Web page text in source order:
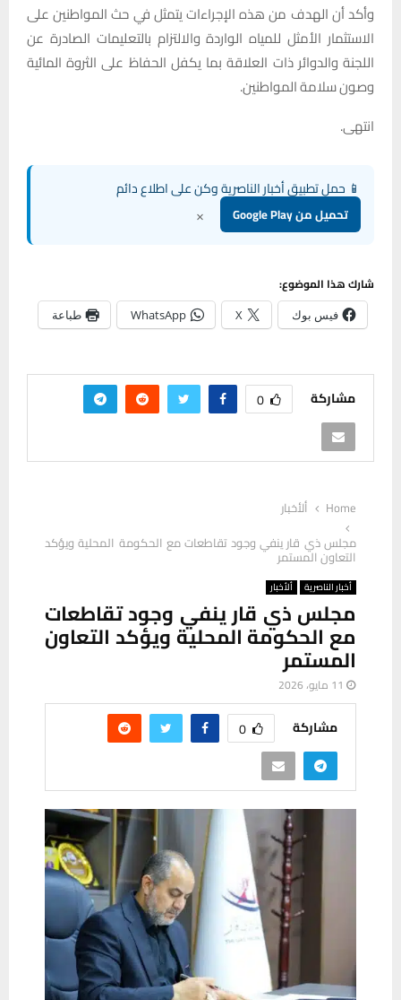
وأكد أن الهدف من هذه الإجراءات يتمثل في حث المواطنين على
الاستثمار الأمثل للمياه الواردة والالتزام بالتعليمات الصادرة عن
اللجنة والدوائر ذات العلاقة بما يكفل الحفاظ على الثروة المائية
وصون سلامة المواطنين.
انتهى.
📱 حمل تطبيق أخبار الناصرية وكن على اطلاع دائم
تحميل من Google Play ×
شارك هذا الموضوع:
فيس بوك X
WhatsApp طباعة
مشاركة 0
Home
ألأخبار
مجلس ذي قار ينفي وجود تقاطعات مع الحكومة المحلية ويؤكد
التعاون المستمر
أخبار الناصرية ألأخبار
مجلس ذي قار ينفي وجود تقاطعات
مع الحكومة المحلية ويؤكد التعاون
المستمر
11 مايو، 2026
مشاركة 0